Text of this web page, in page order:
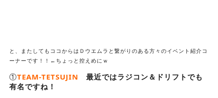
と、またしてもココからはＤウエムラと繋がりのある方々のイベント紹介コ
ーナーです！！←ちょっと控えめにｗ
①TEAM-TETSUJIN 最近ではラジコン＆ドリフトでも
有名ですね！